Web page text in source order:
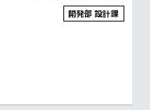
開発部 設計課